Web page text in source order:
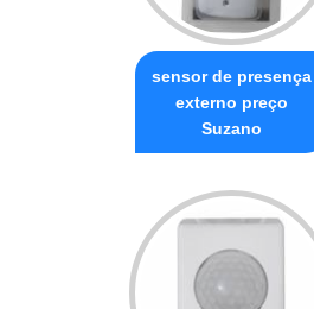
sensor de presença
externo preço
Suzano